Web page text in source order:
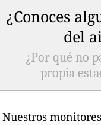
¿Conoces
del
¿Por qué no
propia
Nuestros